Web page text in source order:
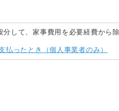
分して、家事費用を必要経費から
払ったとき（個人事業者のみ）